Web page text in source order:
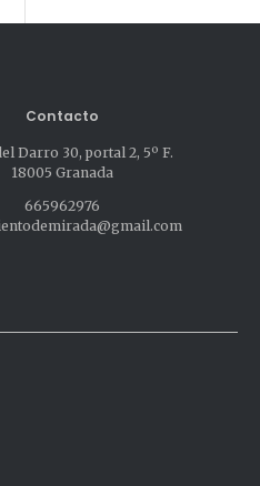
Contacto
Darro 30, portal 2, 5º F.
18005 Granada
665962976